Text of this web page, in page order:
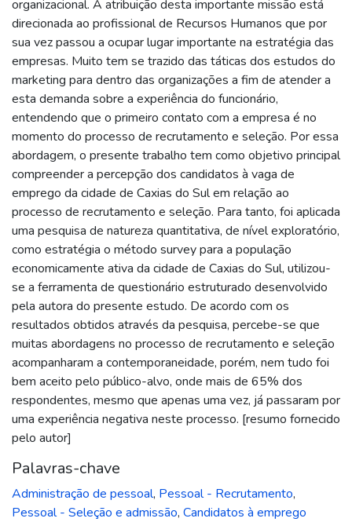
organizacional. A atribuição desta importante missão está
direcionada ao profissional de Recursos Humanos que por
sua vez passou a ocupar lugar importante na estratégia das
empresas. Muito tem se trazido das táticas dos estudos do
marketing para dentro das organizações a fim de atender a
esta demanda sobre a experiência do funcionário,
entendendo que o primeiro contato com a empresa é no
momento do processo de recrutamento e seleção. Por essa
abordagem, o presente trabalho tem como objetivo principal
compreender a percepção dos candidatos à vaga de
emprego da cidade de Caxias do Sul em relação ao
processo de recrutamento e seleção. Para tanto, foi aplicada
uma pesquisa de natureza quantitativa, de nível exploratório,
como estratégia o método survey para a população
economicamente ativa da cidade de Caxias do Sul, utilizou-
se a ferramenta de questionário estruturado desenvolvido
pela autora do presente estudo. De acordo com os
resultados obtidos através da pesquisa, percebe-se que
muitas abordagens no processo de recrutamento e seleção
acompanharam a contemporaneidade, porém, nem tudo foi
bem aceito pelo público-alvo, onde mais de 65% dos
respondentes, mesmo que apenas uma vez, já passaram por
uma experiência negativa neste processo. [resumo fornecido
pelo autor]
Palavras-chave
Administração de pessoal, Pessoal - Recrutamento,
Pessoal - Seleção e admissão, Candidatos à emprego